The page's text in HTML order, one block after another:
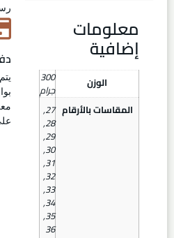
معلومات
إضافية
الوزن 300
جرام
المقاسات بالأرقام 27
,
28
,
29
,
30
,
31
,
32
,
33
,
34
,
35
,
36